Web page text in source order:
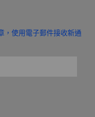
，使用電子郵件接收新通